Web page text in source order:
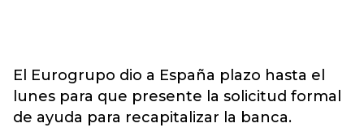
El Eurogrupo dio a España plazo hasta el
lunes para que presente la solicitud formal
de ayuda para recapitalizar la banca.